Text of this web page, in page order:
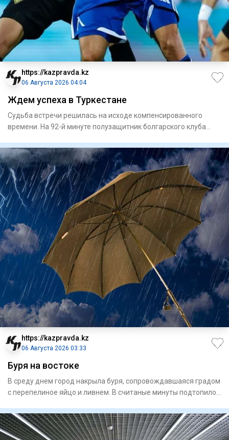
https://kazpravda.kz
06 Августа 2026 04:04
Ждем успеха в Туркестане
Судьба встречи решилась на исходе компенсированного
времени. На 92-й минуте полузащитник болгарского клуба
https://kazpravda.kz
06 Августа 2026 03:33
Буря на востоке
В среду днем город накрыла буря, сопровождавшая­ся градом
с перепелиное яйцо и ливнем. В считаные минуты подтопило